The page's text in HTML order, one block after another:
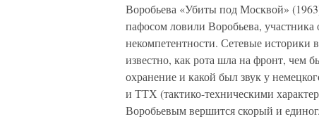
Воробьева «Убиты под Москвой»
пафосом ловили Воробьева,
некомпетентности. Сетевые историки
известно, как рота шла на фронт, чем
охранение и какой был звук у
и ТТХ (тактико-техническими
Воробьевым вершится скорый и